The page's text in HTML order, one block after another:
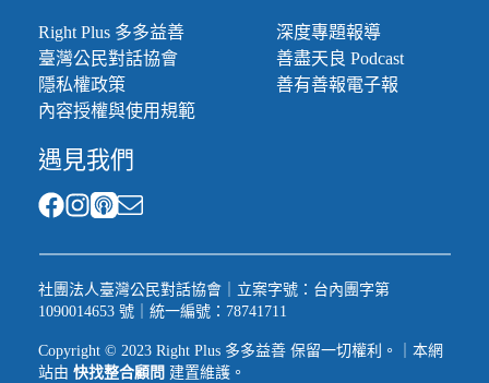
Right Plus 多多益善
臺灣公民對話協會
隱私權政策
內容授權與使用規範
深度專題報導
善盡天良 Podcast
善有善報電子報
遇見我們
社團法人臺灣公民對話協會｜立案字號：台內團字第
1090014653 號｜統一編號：78741711
Copyright © 2023 Right Plus 多多益善 保留一切權利。｜本網
站由 快找整合顧問 建置維護。